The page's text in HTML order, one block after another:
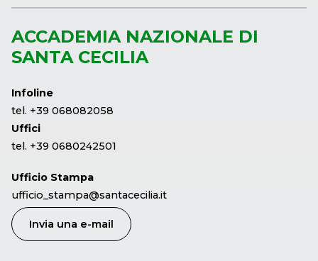
ACCADEMIA NAZIONALE DI
SANTA CECILIA
Infoline
tel. +39 068082058
Uffici
tel. +39 0680242501
Ufficio Stampa
ufficio_stampa@santacecilia.it
Invia una e-mail